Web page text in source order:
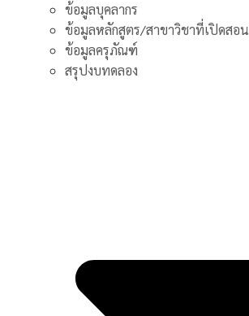
ข้อมูลบุคลากร
ข้อมูลหลักสูตร/สาขาวิชาที่เปิดสอน
ข้อมูลครุภัณฑ์
สรุปงบทดลอง